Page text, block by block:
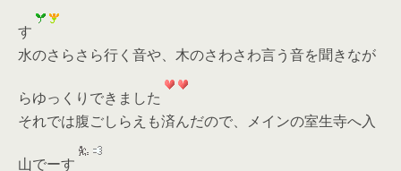
す
水のさらさら行く音や、木のさわさわ言う音を聞きなが
らゆっくりできました
それでは腹ごしらえも済んだので、メインの室生寺へ入
山でーす